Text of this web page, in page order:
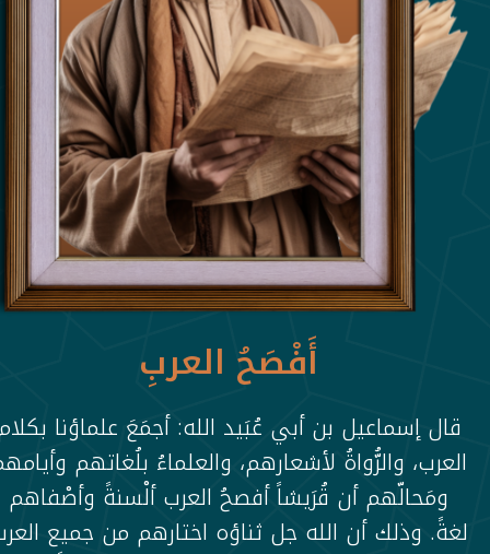
أَفْصَحُ العربِ
قال إسماعيل بن أبي عُبَيد الله: أجمَعَ علماؤنا
العرب، والرُّواةُ لأشعارهم، والعلماءُ بلُغاتهم
ومَحالّهم أن قُرَيشاً أفصحُ العرب ألْسنةً وأصْفاهم
لغةً. وذلك أن الله جل ثناؤه اختارهم من جميع